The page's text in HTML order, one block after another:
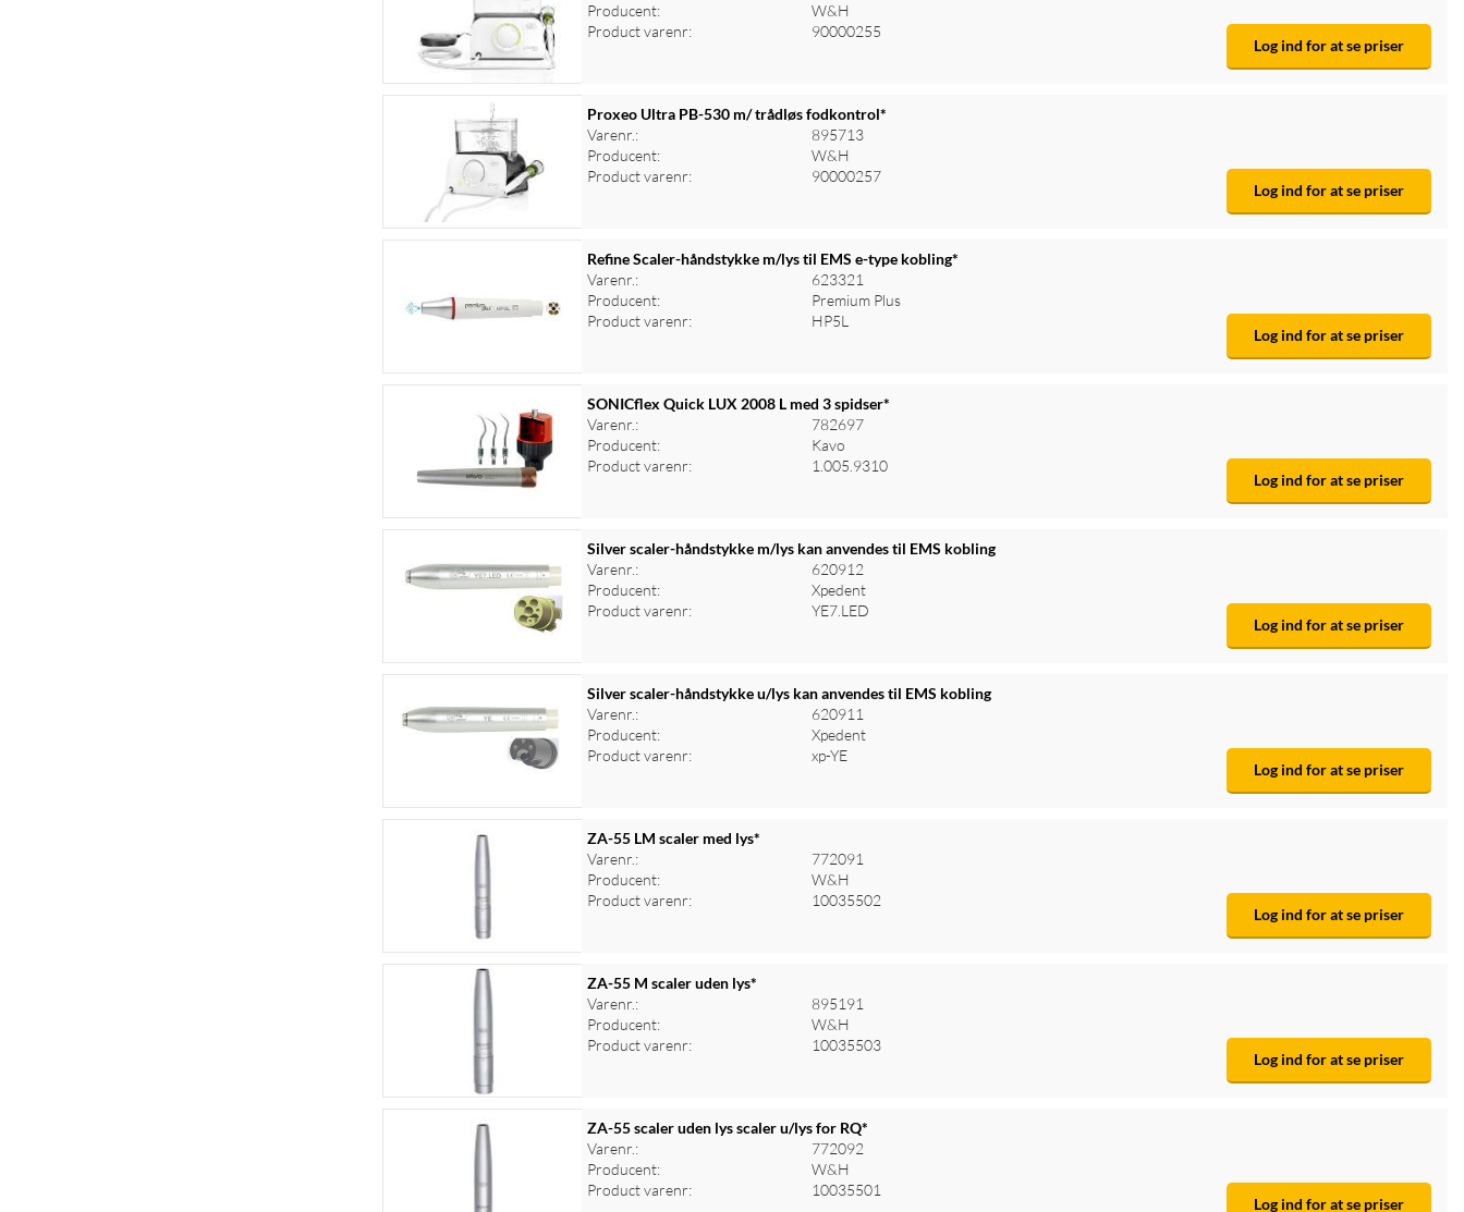
Producent:
W&H
Product varenr:
90000255
Log ind for at se priser
Proxeo Ultra PB-530 m/ trådløs fodkontrol*
Varenr.:
895713
Producent:
W&H
Product varenr:
90000257
Log ind for at se priser
Refine Scaler-håndstykke m/lys til EMS e-type kobling*
Varenr.:
623321
Producent:
Premium Plus
Product varenr:
HP5L
Log ind for at se priser
SONICflex Quick LUX 2008 L med 3 spidser*
Varenr.:
782697
Producent:
Kavo
Product varenr:
1.005.9310
Log ind for at se priser
Silver scaler-håndstykke m/lys kan anvendes til EMS kobling
Varenr.:
620912
Producent:
Xpedent
Product varenr:
YE7.LED
Log ind for at se priser
Silver scaler-håndstykke u/lys kan anvendes til EMS kobling
Varenr.:
620911
Producent:
Xpedent
Product varenr:
xp-YE
Log ind for at se priser
ZA-55 LM scaler med lys*
Varenr.:
772091
Producent:
W&H
Product varenr:
10035502
Log ind for at se priser
ZA-55 M scaler uden lys*
Varenr.:
895191
Producent:
W&H
Product varenr:
10035503
Log ind for at se priser
ZA-55 scaler uden lys scaler u/lys for RQ*
Varenr.:
772092
Producent:
W&H
Product varenr:
10035501
Log ind for at se priser